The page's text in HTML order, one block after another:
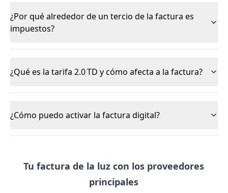
¿Por qué alrededor de un tercio de la factura es
impuestos?
¿Qué es la tarifa 2.0 TD y cómo afecta a la factura?
¿Cómo puedo activar la factura digital?
Tu factura de la luz con los proveedores
principales